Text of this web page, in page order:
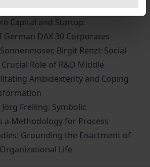
of Large Corporates:
Capital and Startup
DAX 30 Corporates
Birgit Renzl: Social
Role of R&D Middle
Ambidexterity and Coping
Freiling: Symbolic
a Methodology for Process
Grounding the Enactment of
Life